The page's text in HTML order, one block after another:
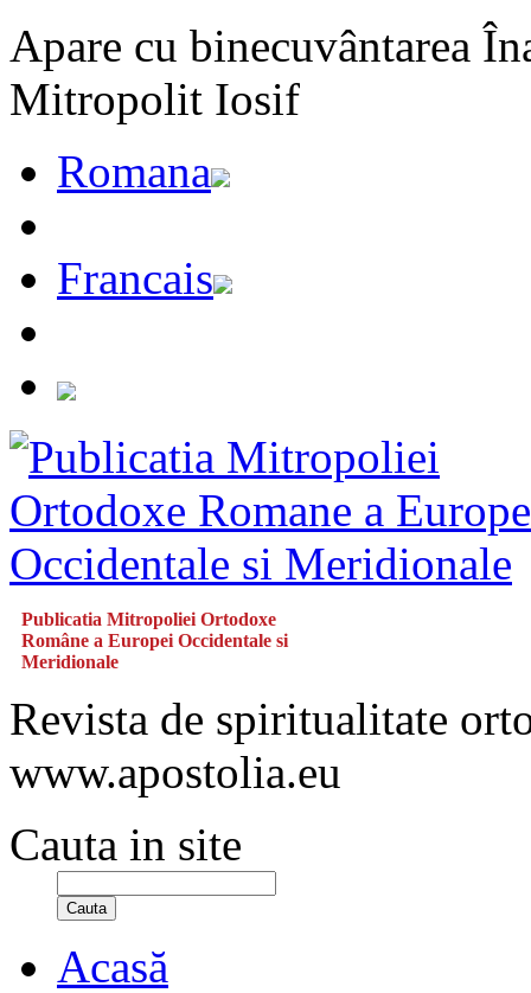
Apare cu binecuvântarea
Mitropolit Iosif
Romana
Francais
Publicatia Mitropoliei Ortodoxe
Române a Europei Occidentale si
Meridionale
Revista de spiritualitate
www.apostolia.eu
Cauta in site
Cauta
Acasă